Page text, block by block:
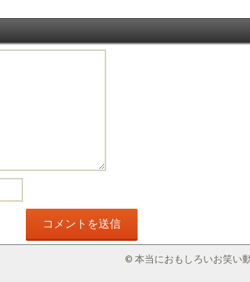
© 本当におもしろいお笑い